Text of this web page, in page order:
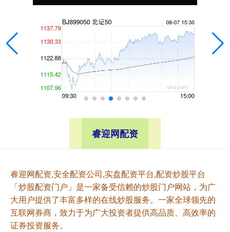
睿迎网配资
睿迎网配资,安全配资公司,实盘配资平台,配资炒股平台
「炒股配资门户」是一家备受信赖的炒股门户网站，为广
大用户提供了丰富多样的在线炒股服务。一家全球领先的
互联网券商，致力于为广大投资者提供高品质、高效率的
证券投资服务。